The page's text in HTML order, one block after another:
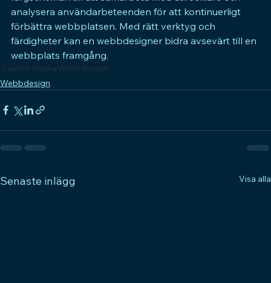
analysera användarbeteenden för att kontinuerligt
förbättra webbplatsen. Med rätt verktyg och
färdigheter kan en webbdesigner bidra avsevärt till en
webbplats framgång.
Daxton Media Webbdesign
Webbdesign
Senaste inlägg Visa alla